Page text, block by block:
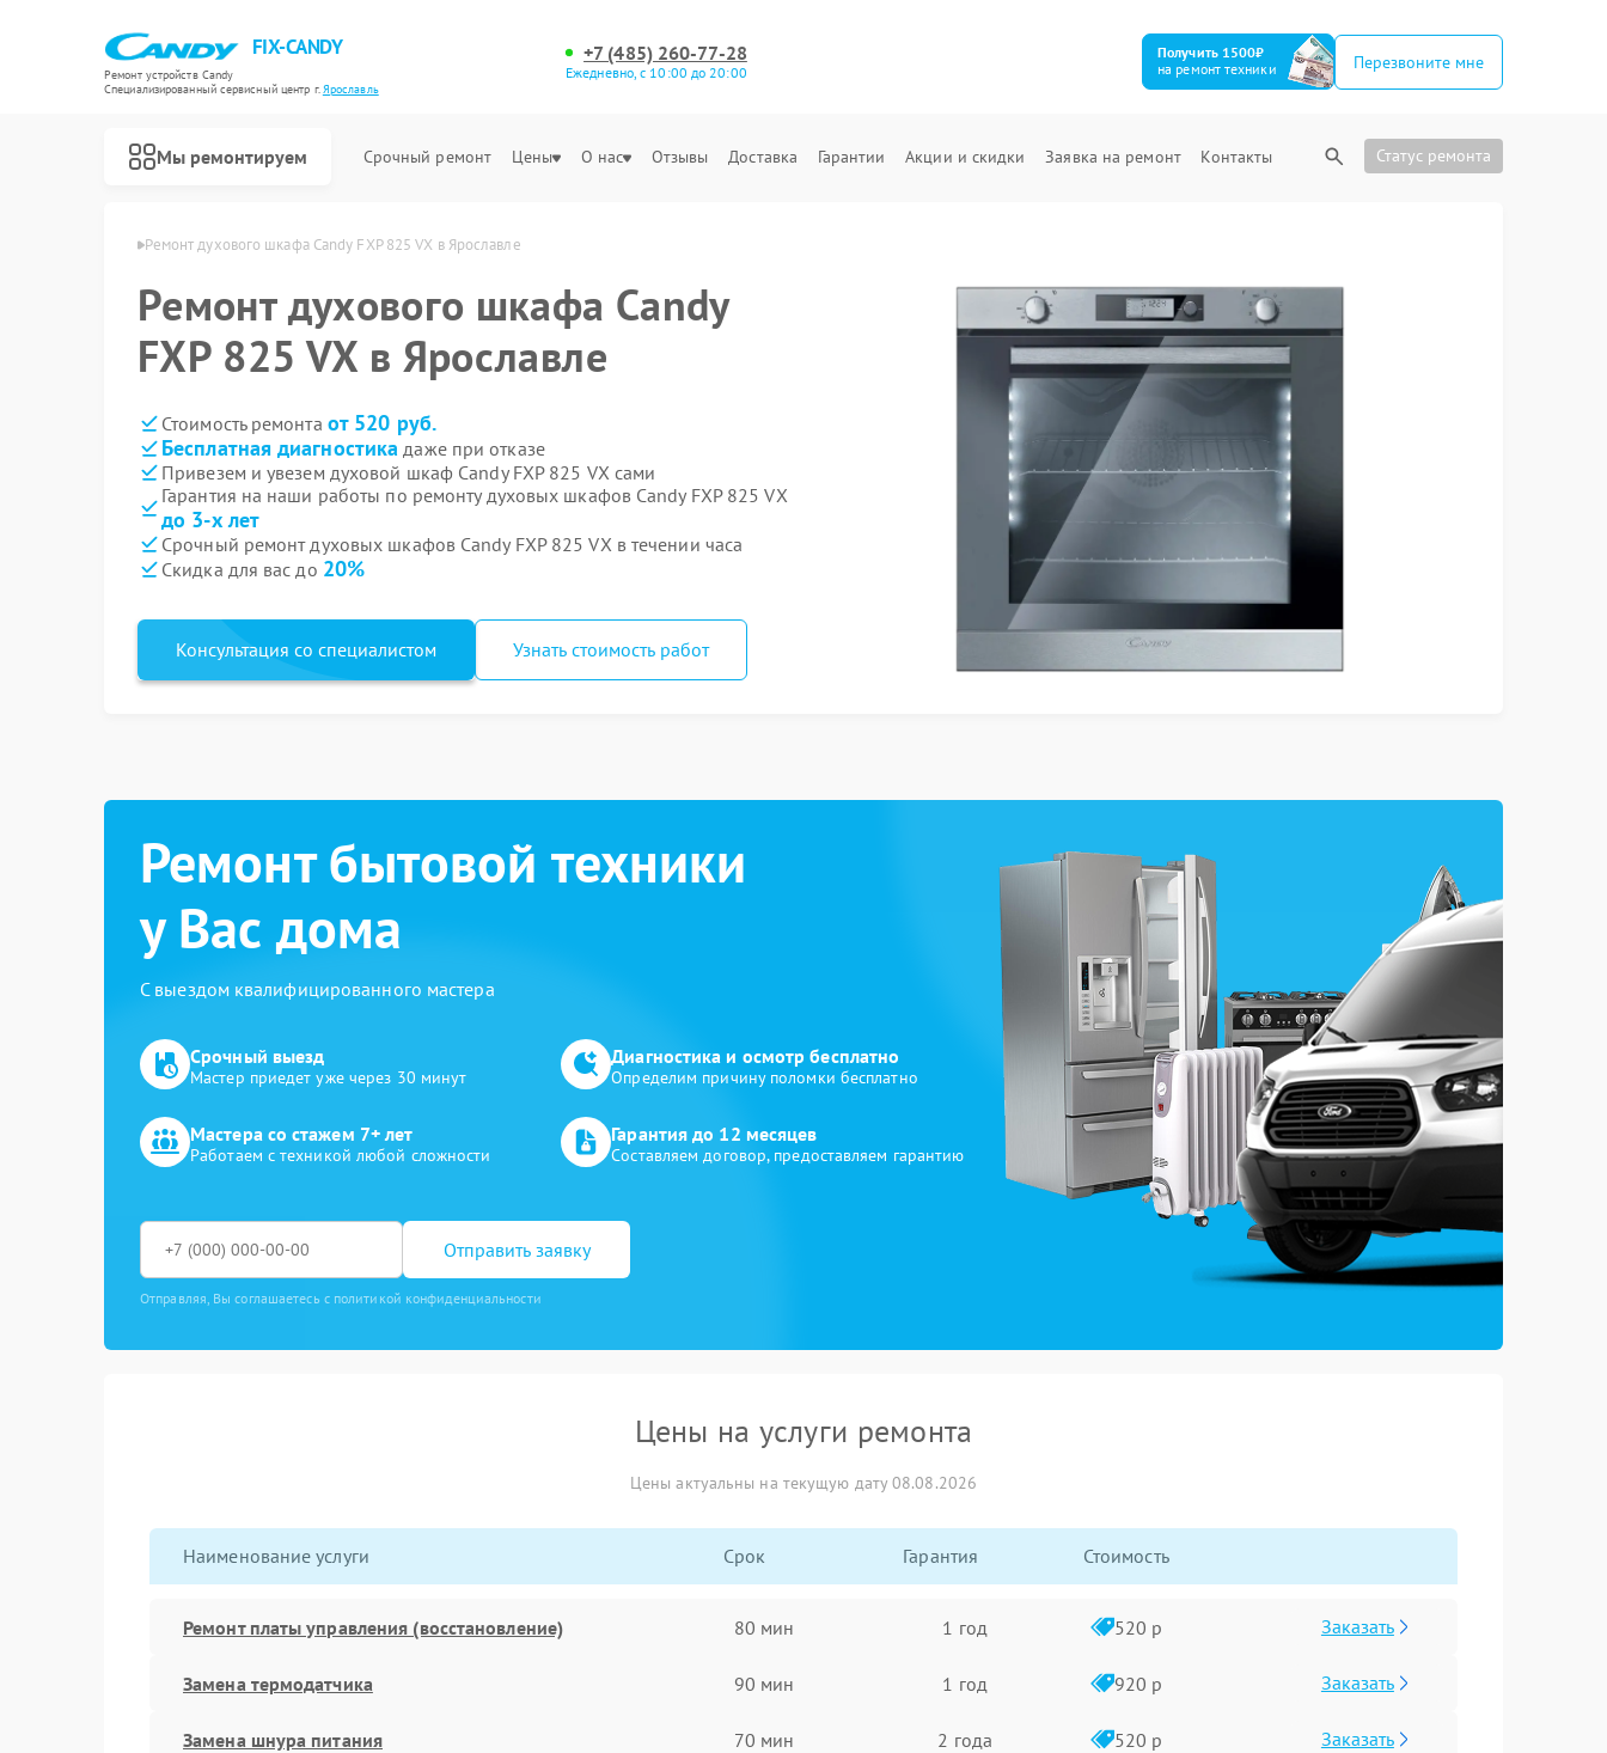
FIX-CANDY
Ремонт устройств Candy
Специализированный cервисный центр г.Ярославль
+7 (485) 260-77-28
Ежедневно, с 10:00 до 20:00
Получить 1500₽
на ремонт техники
Перезвоните мне
Мы ремонтируем Срочный ремонт Цены О нас Отзывы Доставка Гарантии Акции и скидки Заявка на ремонт Контакты Статус ремонта
Ремонт духового шкафа Candy FXP 825 VX в Ярославле
Ремонт духового шкафа Candy
FXP 825 VX в Ярославле
Стоимость ремонта от 520 руб.
Бесплатная диагностика даже при отказе
Привезем и увезем духовой шкаф Candy FXP 825 VX сами
Гарантия на наши работы по ремонту духовых шкафов Candy FXP 825 VX
до 3-х лет
Срочный ремонт духовых шкафов Candy FXP 825 VX в течении часа
Скидка для вас до 20%
Консультация со специалистом Узнать стоимость работ
Ремонт бытовой техники
у Вас дома
С выездом квалифицированного мастера
Срочный выезд
Мастер приедет уже через 30 минут
Диагностика и осмотр бесплатно
Определим причину поломки бесплатно
Мастера со стажем 7+ лет
Работаем с техникой любой сложности
Гарантия до 12 месяцев
Составляем договор, предоставляем гарантию
Отправить заявку
Отправляя, Вы соглашаетесь с политикой конфиденциальности
Цены на услуги ремонта
Цены актуальны на текущую дату 08.08.2026
Наименование услуги Срок Гарантия Стоимость
Ремонт платы управления (восстановление) 80 мин 1 год 520 р Заказать
Замена термодатчика 90 мин 1 год 920 р Заказать
Замена шнура питания 70 мин 2 года 520 р Заказать